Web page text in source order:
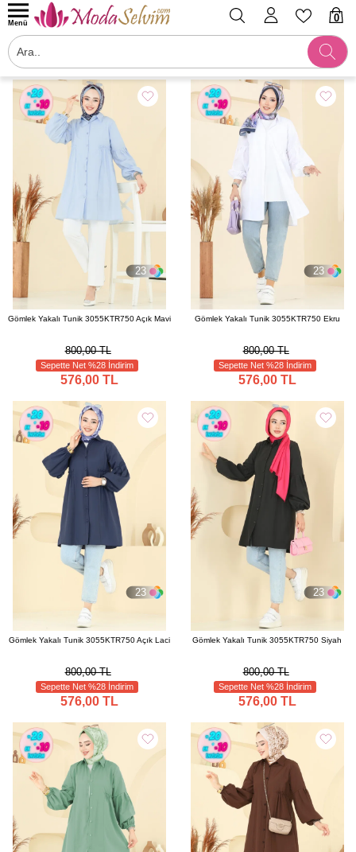
0
Menü
23
Gömlek Yakalı Tunik 3055KTR750 Açık Mavi
800,00 TL
Sepette Net %28 İndirim
576,00 TL
23
Gömlek Yakalı Tunik 3055KTR750 Ekru
800,00 TL
Sepette Net %28 İndirim
576,00 TL
23
Gömlek Yakalı Tunik 3055KTR750 Açık Laci
800,00 TL
Sepette Net %28 İndirim
576,00 TL
23
Gömlek Yakalı Tunik 3055KTR750 Siyah
800,00 TL
Sepette Net %28 İndirim
576,00 TL